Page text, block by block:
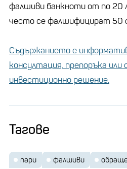
фалшиви банкноти от по 20
често се фалшифицират 50
Съдържанието е
консултация, препоръка или
инвестиционно решение.
Тагове
пари фалшиви